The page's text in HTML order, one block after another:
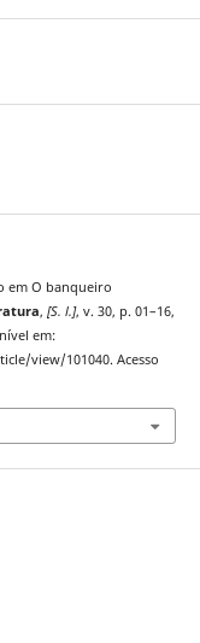
em O banqueiro
, [S. l.], v. 30, p. 01–16,
em:
view/101040. Acesso